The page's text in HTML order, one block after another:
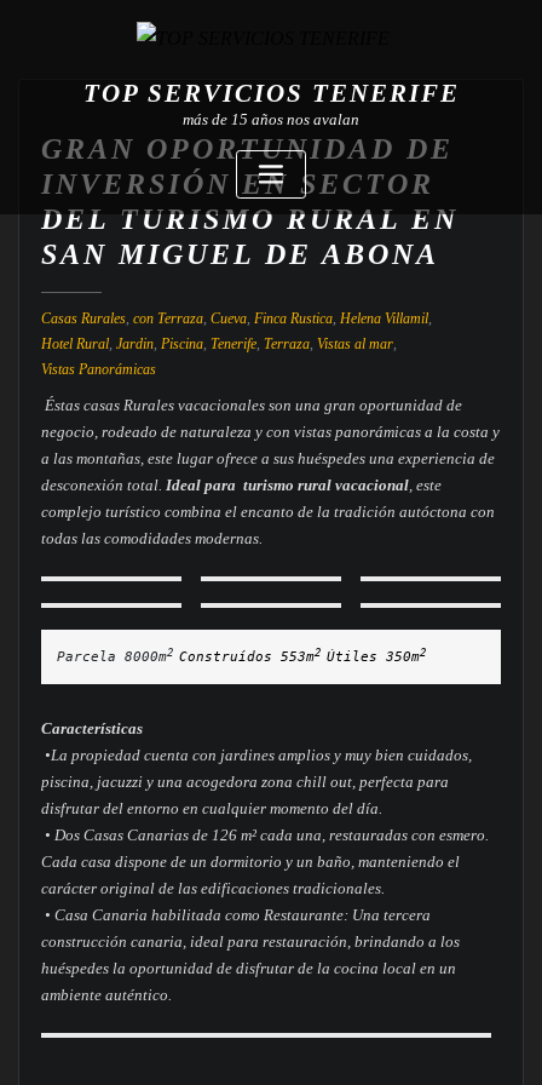
TOP SERVICIOS TENERIFE
más de 15 años nos avalan
GRAN OPORTUNIDAD DE
INVERSIÓN EN SECTOR
DEL TURISMO RURAL EN
SAN MIGUEL DE ABONA
Casas Rurales, con Terraza, Cueva, Finca Rustica, Helena Villamil,
Hotel Rural, Jardin, Piscina, Tenerife, Terraza, Vistas al mar,
Vistas Panorámicas
Éstas casas Rurales vacacionales son una gran oportunidad de
negocio, rodeado de naturaleza y con vistas panorámicas a la costa y
a las montañas, este lugar ofrece a sus huéspedes una experiencia de
desconexión total. Ideal para turismo rural vacacional, este
complejo turístico combina el encanto de la tradición autóctona con
todas las comodidades modernas.
Parcela 8000m2 Construídos 553m2 Útiles 350m2
Características
•La propiedad cuenta con jardines amplios y muy bien cuidados,
piscina, jacuzzi y una acogedora zona chill out, perfecta para
disfrutar del entorno en cualquier momento del día.
• Dos Casas Canarias de 126 m² cada una, restauradas con esmero.
Cada casa dispone de un dormitorio y un baño, manteniendo el
carácter original de las edificaciones tradicionales.
• Casa Canaria habilitada como Restaurante: Una tercera
construcción canaria, ideal para restauración, brindando a los
huéspedes la oportunidad de disfrutar de la cocina local en un
ambiente auténtico.